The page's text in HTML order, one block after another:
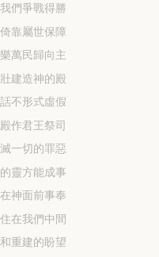
們爭戰得勝
靠屬世保障
萬民歸向主
建造神的殿
不形式虛假
作君王祭司
一切的罪惡
靈方能成事
神面前事奉
在我們中間
重建的盼望